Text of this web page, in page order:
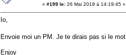
« #199 le: 26 Mai 2019 à 14:19:45 »
Io,
Envoie moi un PM. Je te dirais pas si le
Enjoy